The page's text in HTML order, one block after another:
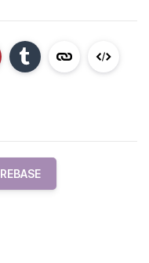
REBASE